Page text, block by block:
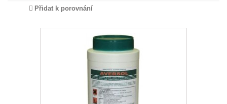
Přidat k porovnání